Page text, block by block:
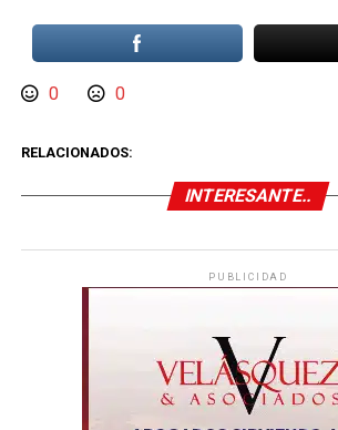
0 0
RELACIONADOS:
INTERESANTE..
PUBLICIDAD